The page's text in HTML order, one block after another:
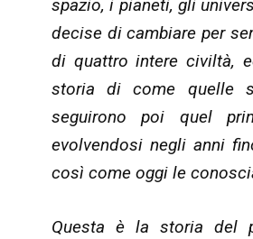
spazio, i pianeti, gli
decise di cambiare per
di quattro intere civiltà,
storia di come quelle
seguirono poi quel
evolvendosi negli anni
così come oggi le
Questa è la storia del